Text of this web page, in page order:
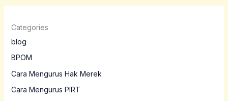
Categories
blog
BPOM
Cara Mengurus Hak Merek
Cara Mengurus PIRT